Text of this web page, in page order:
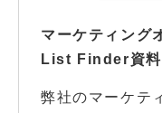
マーケティング
List Finder資料
弊社のマーケテ